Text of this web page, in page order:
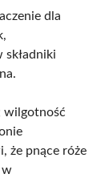
dla
składniki
wilgotność
że pnące róże
w